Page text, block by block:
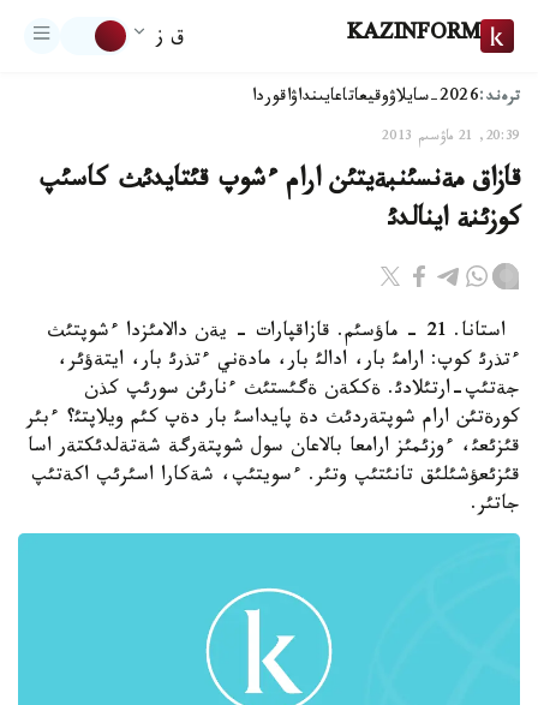
KAZINFORM ق ز
ترەند:2026-سايلاۋ وقيعاتاعايىنداۋاقوردا
20:39, 21 ماۋسىم 2013
قازاق مةنسئنبةيتئن ارام ءشوپ قئتايدئث كاسئپ
كوزئنة اينالدئ
استانا. 21 - ماؤسئم. قازاقپارات - يةن دالامئزدا ءشوپتئث
ءتذرئ كوپ: ارامئ بار، ادالئ بار، مادةني ءتذرئ بار، ايتةؤئر،
جةتئپ-ارتئلادئ. ةككةن ةگئستئث ءنارئن سورئپ كذن
كورةتئن ارام شوپتةردئث دة پايداسئ بار دةپ كئم ويلاپتئ؟ ءبئر
قئزئعئ، ءوزئمئز ارامعا بالاعان سول شوپتةرگة شةتةلدئكتةر اسا
قئزئعؤشئلئق تانئتئپ وتئر. ءسويتئپ، شةكارا اسئرئپ اكةتئپ
جاتئر.